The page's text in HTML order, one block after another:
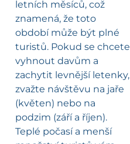
letních měsíců, což
znamená, že toto
období může být plné
turistů. Pokud se chcete
vyhnout davům a
zachytit levnější letenky,
zvažte návštěvu na jaře
(květen) nebo na
podzim (září a říjen).
Teplé počasí a menší